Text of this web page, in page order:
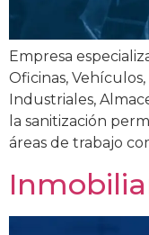
Empresa
Oficinas,
Industriales,
la sanitización
áreas de trabajo